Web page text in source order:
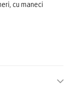
cu maneci